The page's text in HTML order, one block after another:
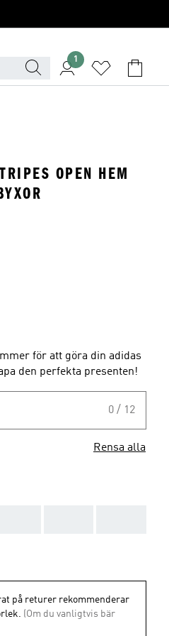
1
OPEN HEM
för att göra din adidas
den perfekta presenten!
0 / 12
Rensa alla
på returer rekommenderar
(Om du vanligtvis bär